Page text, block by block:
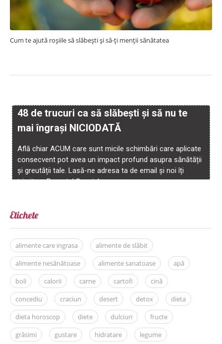
Cum te ajută roșiile să slăbești și să-ți menții sănătatea
Etichete
alimente care ingrasa
alimente de slăbit
alimente nesănătoase
alimente sanatoase
apă
boli
calorii carne cartofi
cină
concediu
craciun desert detox
dieta
dieta horoscop
diete dulciuri
fructe
grăsimi
gustare hidratare
legume